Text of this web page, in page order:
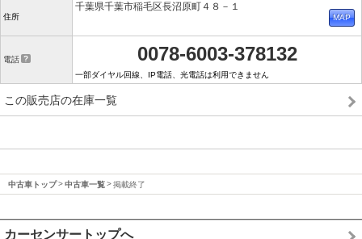
住所
千葉県千葉市稲毛区長沼原町４８－１
電話 0078-6003-378132
一部ダイヤル回線、IP電話、光電話は利用できません
この販売店の在庫一覧
中古車トップ 中古車一覧 掲載終了
カーセンサートップへ